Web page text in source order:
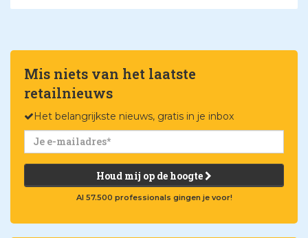
Mis niets van het laatste
retailnieuws
Het belangrijkste nieuws, gratis in je inbox
Houd mij op de hoogte
Al 57.500 professionals gingen je voor!